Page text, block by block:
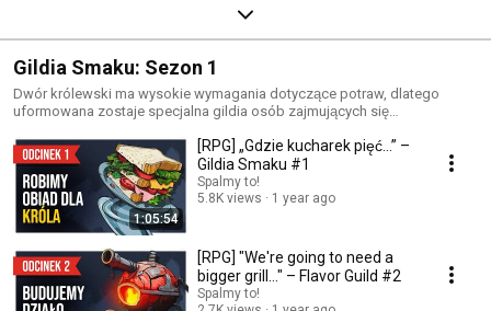
Gildia Smaku: Sezon 1
Dwór królewski ma wysokie wymagania dotyczące potraw, dlatego
uformowana zostaje specjalna gildia osób zajmujących się
potraw i wynajdywaniem zupełnie nowych dań… Nasi bohaterowie przy
okazji utworzą szlaki handlowe, unormują stosunki między królestwami i
rozbudują możliwości swojej organizacji – a w centrum tego
wszystkiego: jedzenie!
1:05:54
[RPG] „Gdzie kucharek pięć…” –
Gildia Smaku #1
Spalmy to!
5.8K views
1 year ago
[RPG] "We're going to need a
bigger grill..." – Flavor Guild #2
Spalmy to!